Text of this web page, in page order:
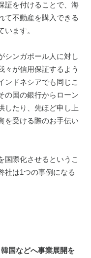
証を付けることで、海
て不動産を購入できる
ます。
シンガポール人に対し
々が信用保証するよう
ンドネシアでも同じこ
の国の銀行からローン
したり、先ほど申し上
を受ける際のお手伝い
国際化させるというこ
社は1つの事例になる
国などへ事業展開を